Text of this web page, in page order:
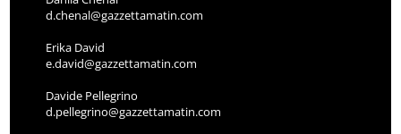
d.chenal@gazzettamatin.com
Erika David
e.david@gazzettamatin.com
Davide Pellegrino
d.pellegrino@gazzettamatin.com